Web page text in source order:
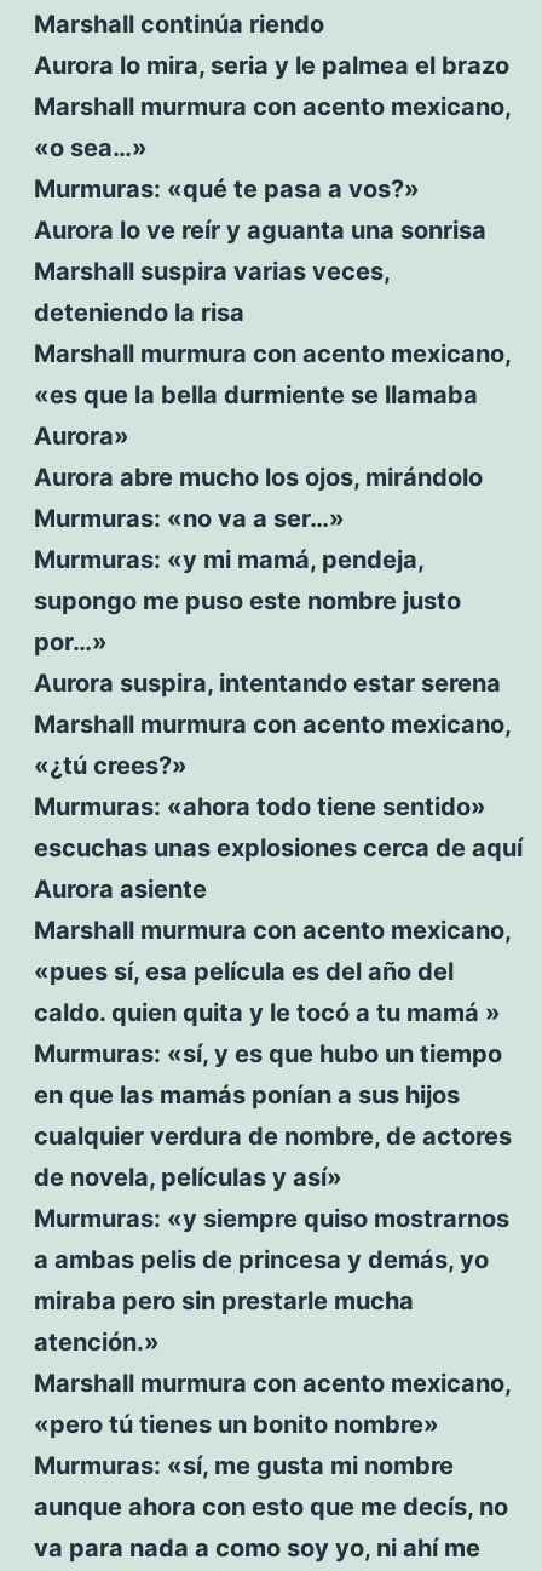
Marshall continúa riendo
Aurora lo mira, seria y le palmea el brazo
Marshall murmura con acento mexicano,
«o sea…»
Murmuras: «qué te pasa a vos?»
Aurora lo ve reír y aguanta una sonrisa
Marshall suspira varias veces,
deteniendo la risa
Marshall murmura con acento mexicano,
«es que la bella durmiente se llamaba
Aurora»
Aurora abre mucho los ojos, mirándolo
Murmuras: «no va a ser…»
Murmuras: «y mi mamá, pendeja,
supongo me puso este nombre justo
por…»
Aurora suspira, intentando estar serena
Marshall murmura con acento mexicano,
«¿tú crees?»
Murmuras: «ahora todo tiene sentido»
escuchas unas explosiones cerca de aquí
Aurora asiente
Marshall murmura con acento mexicano,
«pues sí, esa película es del año del
caldo. quien quita y le tocó a tu mamá »
Murmuras: «sí, y es que hubo un tiempo
en que las mamás ponían a sus hijos
cualquier verdura de nombre, de actores
de novela, películas y así»
Murmuras: «y siempre quiso mostrarnos
a ambas pelis de princesa y demás, yo
miraba pero sin prestarle mucha
atención.»
Marshall murmura con acento mexicano,
«pero tú tienes un bonito nombre»
Murmuras: «sí, me gusta mi nombre
aunque ahora con esto que me decís, no
va para nada a como soy yo, ni ahí me